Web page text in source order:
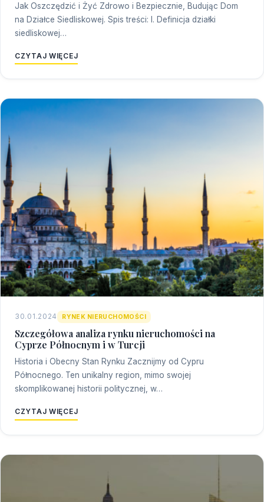
Jak Oszczędzić i Żyć Zdrowo i Bezpiecznie, Budując Dom
na Działce Siedliskowej. Spis treści: I. Definicja działki
siedliskowej…
CZYTAJ WIĘCEJ
30.01.2024 RYNEK NIERUCHOMOŚCI
Szczegółowa analiza rynku nieruchomości na
Cyprze Północnym i w Turcji
Historia i Obecny Stan Rynku Zacznijmy od Cypru
Północnego. Ten unikalny region, mimo swojej
skomplikowanej historii politycznej, w…
CZYTAJ WIĘCEJ